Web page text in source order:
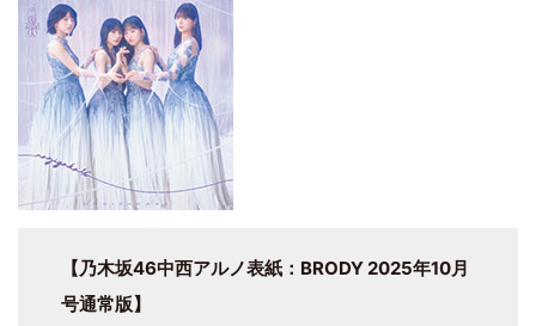
【乃木坂46中西アルノ表紙：BRODY 2025年10月
号通常版】